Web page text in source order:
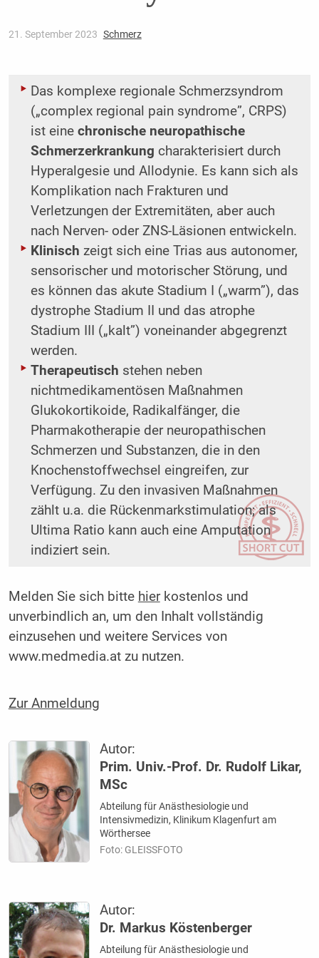
21. September 2023 Schmerz
Das komplexe regionale Schmerzsyndrom
(„complex regional pain syndrome”, CRPS)
ist eine chronische neuropathische
Schmerzerkrankung charakterisiert durch
Hyperalgesie und Allodynie. Es kann sich als
Komplikation nach Frakturen und
Verletzungen der Extremitäten, aber auch
nach Nerven- oder ZNS-Läsionen entwickeln.
Klinisch zeigt sich eine Trias aus autonomer,
sensorischer und motorischer Störung, und
es können das akute Stadium I („warm”), das
dystrophe Stadium II und das atrophe
Stadium III („kalt”) voneinander abgegrenzt
werden.
Therapeutisch stehen neben
nichtmedikamentösen Maßnahmen
Glukokortikoide, Radikalfänger, die
Pharmakotherapie der neuropathischen
Schmerzen und Substanzen, die in den
Knochenstoffwechsel eingreifen, zur
Verfügung. Zu den invasiven Maßnahmen
zählt u.a. die Rückenmarkstimulation; als
Ultima Ratio kann auch eine Amputation
indiziert sein.
Melden Sie sich bitte hierkostenlos und
unverbindlich an, um den Inhalt vollständig
einzusehen und weitere Services von
www.medmedia.at zu nutzen.
Zur Anmeldung
Autor:
Prim. Univ.-Prof. Dr. Rudolf Likar,
MSc
Abteilung für Anästhesiologie und
Intensivmedizin, Klinikum Klagenfurt am
Wörthersee
Foto: GLEISSFOTO
Autor:
Dr. Markus Köstenberger
Abteilung für Anästhesiologie und